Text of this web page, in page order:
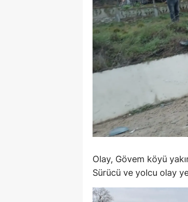
Olay, Gövem köyü
Sürücü ve yolcu olay